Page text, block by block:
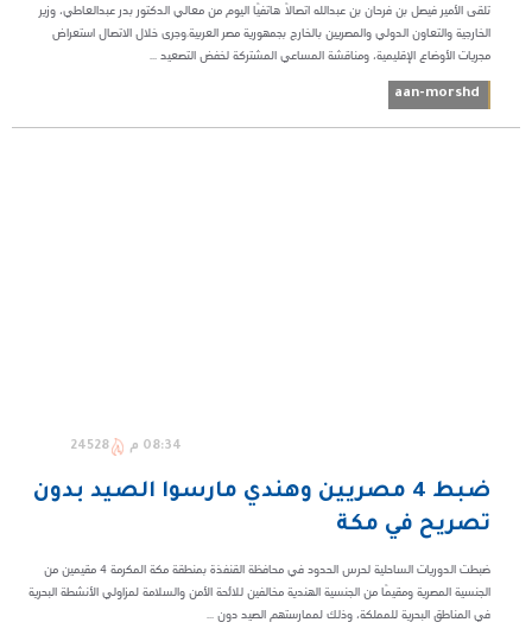
تلقى الأمير فيصل بن فرحان بن عبدالله اتصالًا هاتفيًا اليوم من معالي الدكتور بدر عبدالعاطي، وزير
الخارجية والتعاون الدولي والمصريين بالخارج بجمهورية مصر العربية.وجرى خلال الاتصال استعراض
مجريات الأوضاع الإقليمية، ومناقشة المساعي المشتركة لخفض التصعيد ...
aan-morshd
08:34 م 24528
ضبط 4 مصريين وهندي مارسوا الصيد بدون
تصريح في مكة
ضبطت الدوريات الساحلية لحرس الحدود في محافظة القنفذة بمنطقة مكة المكرمة 4 مقيمين من
الجنسية المصرية ومقيمًا من الجنسية الهندية مخالفين للائحة الأمن والسلامة لمزاولي الأنشطة البحرية
في المناطق البحرية للمملكة، وذلك لممارستهم الصيد دون ...